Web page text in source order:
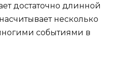
достаточно длинной
несколько
событиями в